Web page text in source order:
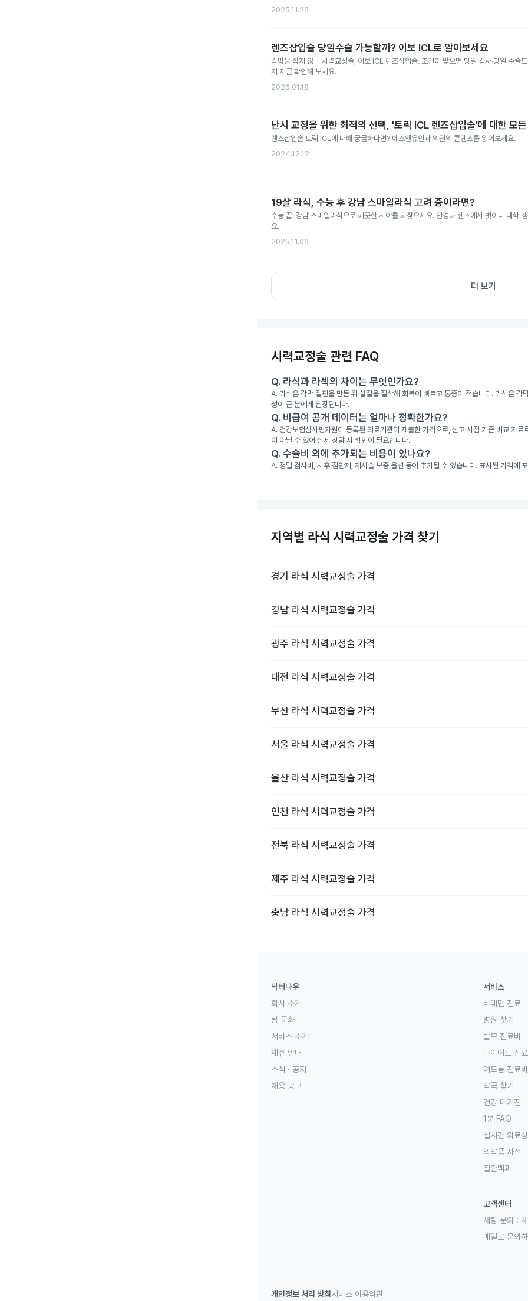
2025.11.26
렌즈삽입술 당일수술 가능할까? 이보 ICL로 알아보세요
각막을 깎지 않는 시력교정술, 이보 ICL 렌즈삽입술. 조건이 맞으면 당일 검사·당일 수술
지 지금 확인해 보세요.
2026.01.18
난시 교정을 위한 최적의 선택, '토릭 ICL 렌즈삽입술'에 대한 모든
렌즈삽입술 토릭 ICL에 대해 궁금하다면? 에스앤유안과 의원의 콘텐츠를 읽어보세요.
2024.12.12
19살 라식, 수능 후 강남 스마일라식 고려 중이라면?
수능 끝! 강남 스마일라식으로 깨끗한 시야를 되찾으세요. 안경과 렌즈에서 벗어나 대학
요.
2025.11.06
더 보기
시력교정술 관련 FAQ
Q. 라식과 라섹의 차이는 무엇인가요?
A. 라식은 각막 절편을 만든 뒤 실질을 절삭해 회복이 빠르고 통증이 적습니다. 라섹은
성이 큰 분에게 권장됩니다.
Q. 비급여 공개 데이터는 얼마나 정확한가요?
A. 건강보험심사평가원에 등록된 의료기관이 제출한 가격으로, 신고 시점 기준 비교 자
이 아닐 수 있어 실제 상담 시 확인이 필요합니다.
Q. 수술비 외에 추가되는 비용이 있나요?
A. 정밀 검사비, 사후 점안제, 재시술 보증 옵션 등이 추가될 수 있습니다. 표시된 가격에
지역별 라식 시력교정술 가격 찾기
경기 라식 시력교정술 가격
경남 라식 시력교정술 가격
광주 라식 시력교정술 가격
대전 라식 시력교정술 가격
부산 라식 시력교정술 가격
서울 라식 시력교정술 가격
울산 라식 시력교정술 가격
인천 라식 시력교정술 가격
전북 라식 시력교정술 가격
제주 라식 시력교정술 가격
충남 라식 시력교정술 가격
닥터나우
회사 소개
팀 문화
서비스 소개
제휴 안내
소식 · 공지
채용 공고
서비스
비대면 진료
병원 찾기
탈모 진료비
다이어트 진료
여드름 진료비
약국 찾기
건강 매거진
1분 FAQ
실시간 의료
의약품 사전
질환백과
고객센터
채팅 문의 :
메일로 문의하
개인정보 처리 방침서비스 이용약관